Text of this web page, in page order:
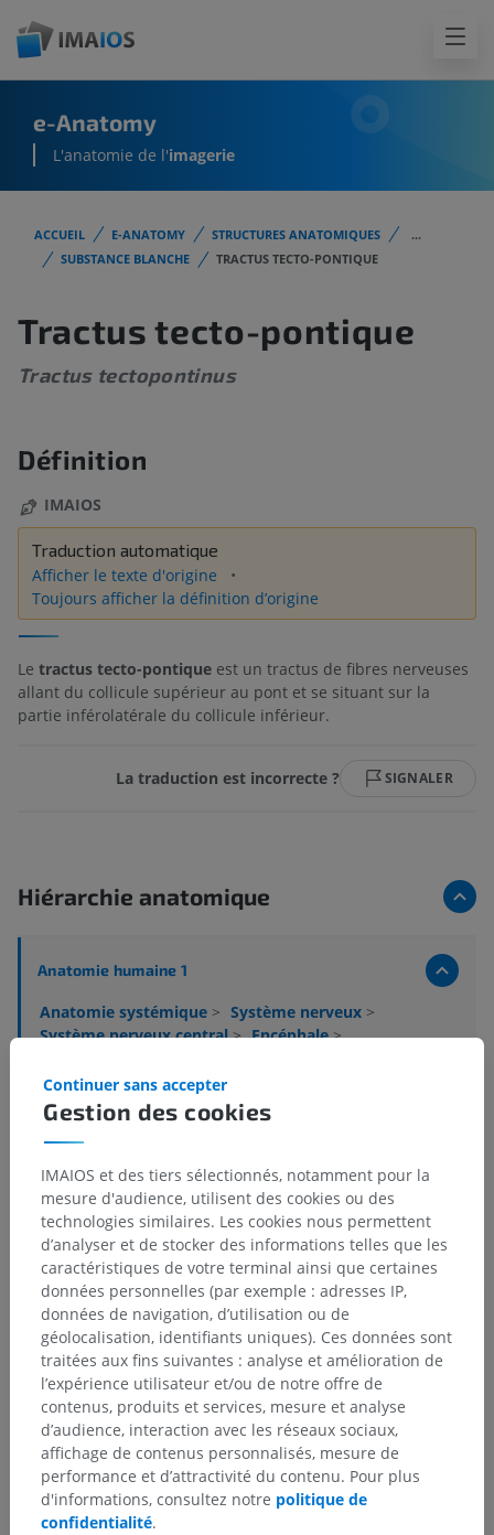
e-Anatomy
L'anatomie de l'imagerie
ACCUEIL E-ANATOMY STRUCTURES ANATOMIQUES
...
SUBSTANCE BLANCHE
TRACTUS TECTO-PONTIQUE
Tractus tecto-pontique
Tractus tectopontinus
Définition
IMAIOS
Traduction automatique
Afficher le texte d'origine
Toujours afficher la définition d’origine
Le tractus tecto-pontique est un tractus de fibres nerveuses
allant du collicule supérieur au pont et se situant sur la
partie inférolatérale du collicule inférieur.
La traduction est incorrecte ? SIGNALER
Hiérarchie anatomique
Anatomie humaine 1
Anatomie systémique > Système nerveux >
Système nerveux central> Encéphale>
Tegmentum mésencéphalique
Tractus tecto-pontique
sous-jacente
Traductions
Vous avez vu une erreur ?
N’hésitez pas à nous suggérer une correction, une
traduction, une amélioration de contenu.
Signaler un problème
Gestion des cookies
Continuer sans accepter
IMAIOS et des tiers sélectionnés, notamment pour la
mesure d'audience, utilisent des cookies ou des
technologies similaires. Les cookies nous permettent
d’analyser et de stocker des informations telles que les
caractéristiques de votre terminal ainsi que certaines
données personnelles (par exemple : adresses IP,
données de navigation, d’utilisation ou de
géolocalisation, identifiants uniques). Ces données sont
traitées aux fins suivantes : analyse et amélioration de
l’expérience utilisateur et/ou de notre offre de
contenus, produits et services, mesure et analyse
d’audience, interaction avec les réseaux sociaux,
affichage de contenus personnalisés, mesure de
performance et d’attractivité du contenu. Pour plus
d'informations, consultez notre politique de
confidentialité.